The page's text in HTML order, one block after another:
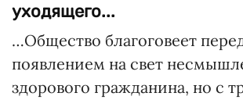
уходящего...
…Общество благоговеет
появлением на свет
здорового гражданина, но с